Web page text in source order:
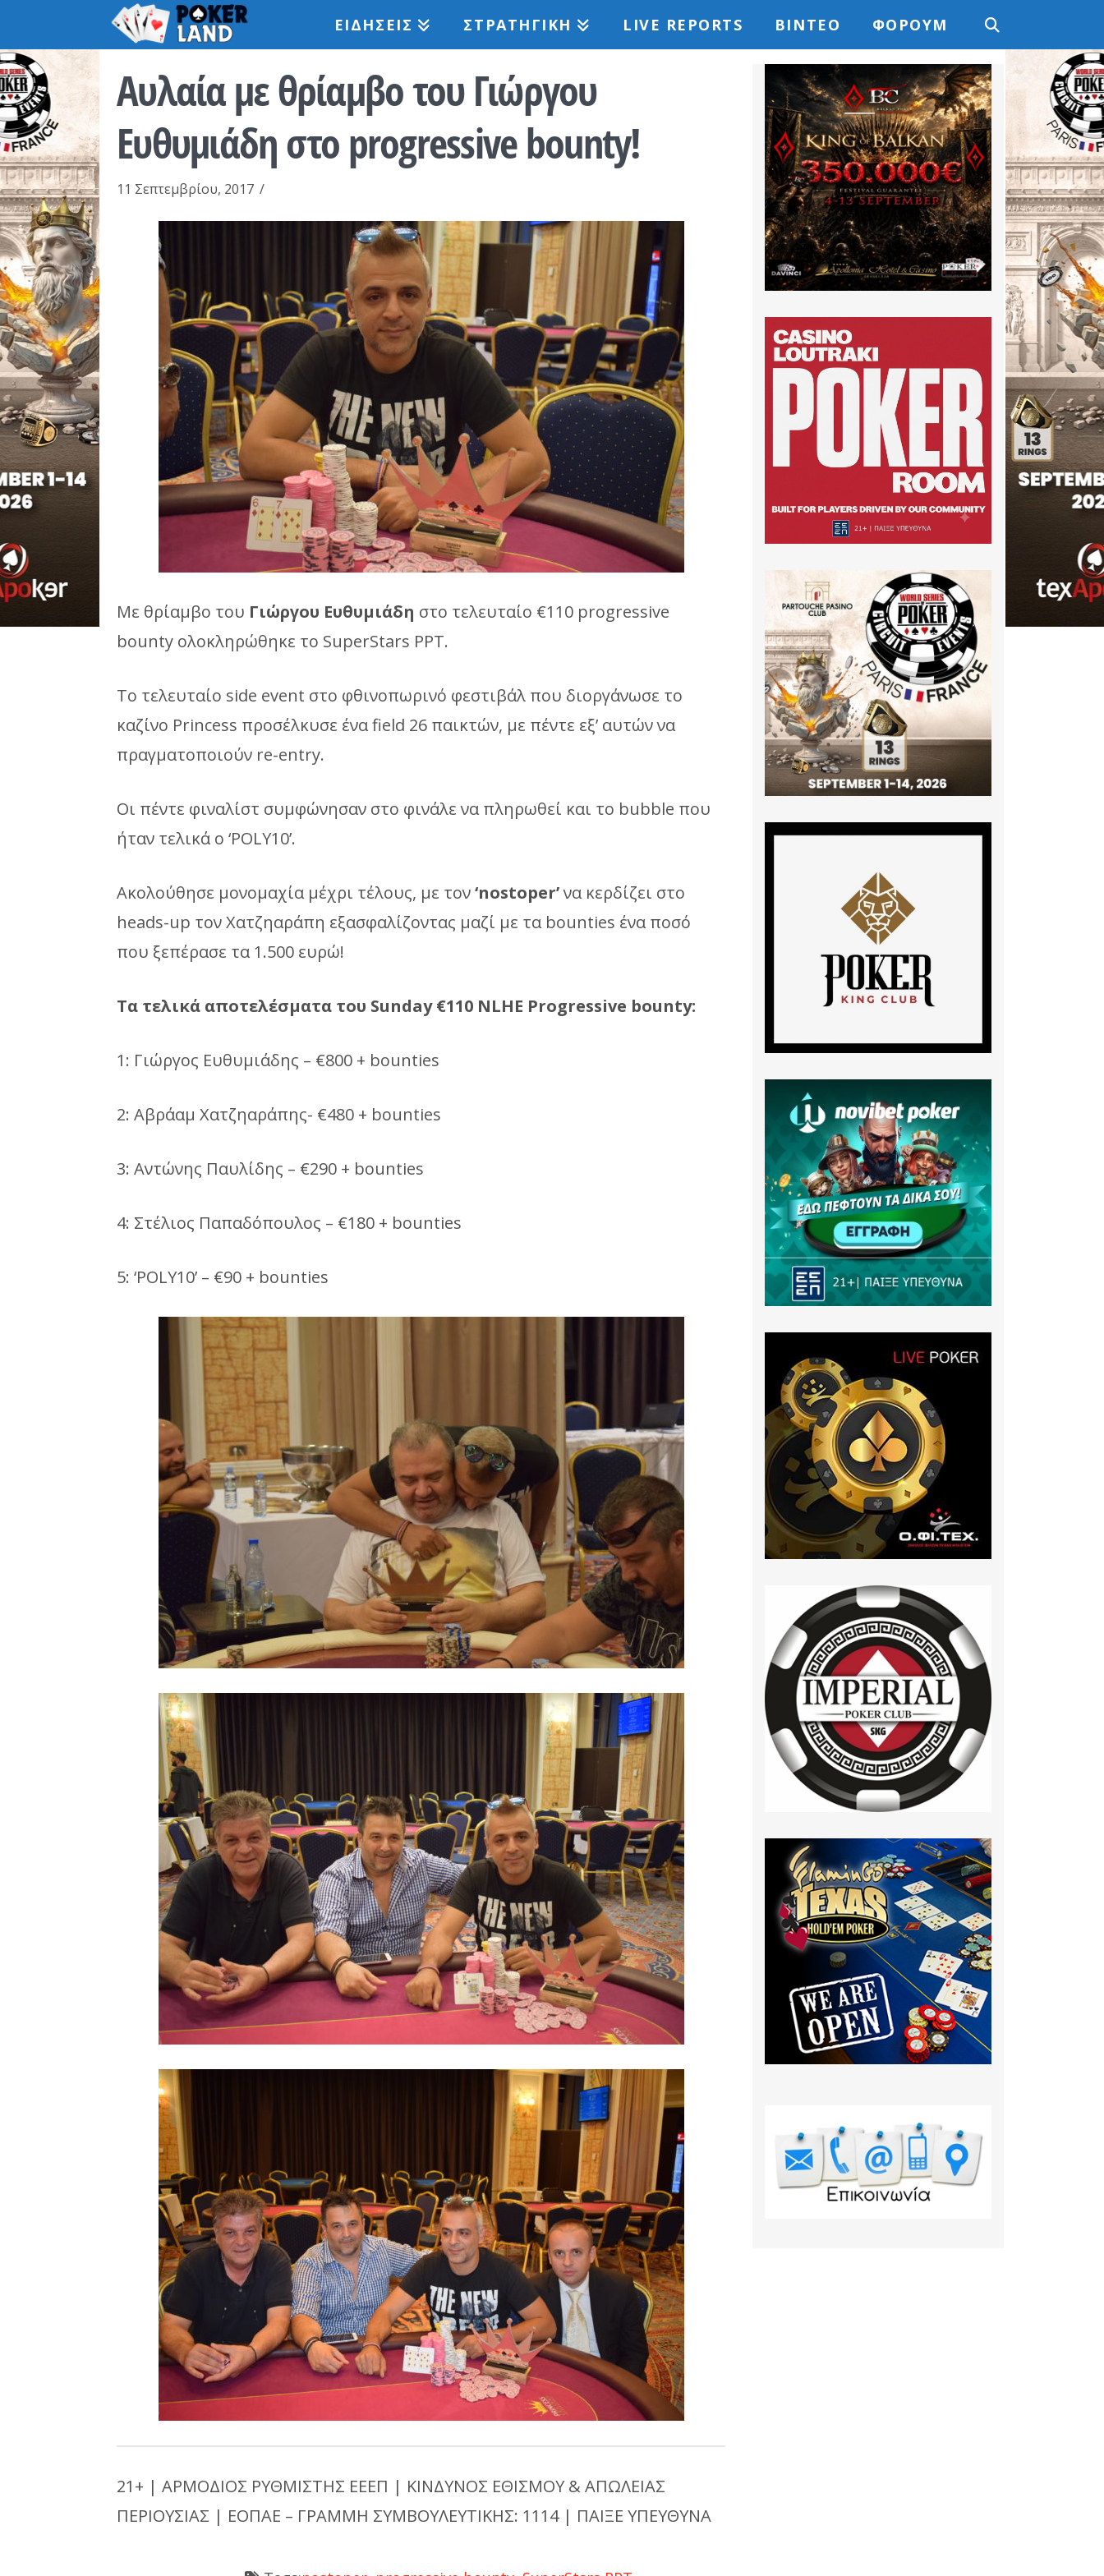
ΕΙΔΉΣΕΙΣ ΣΤΡΑΤΗΓΙΚΉ LIVE REPORTS ΒΊΝΤΕΟ ΦΌΡΟΥΜ
Αυλαία με θρίαμβο του Γιώργου
Ευθυμιάδη στο progressive bounty!
11 Σεπτεμβρίου, 2017
Με θρίαμβο του Γιώργου Ευθυμιάδη στο τελευταίο €110 progressive
bounty ολοκληρώθηκε το SuperStars PPT.
Το τελευταίο side event στο φθινοπωρινό φεστιβάλ που διοργάνωσε το
καζίνο Princess προσέλκυσε ένα field 26 παικτών, με πέντε εξ’ αυτών να
πραγματοποιούν re-entry.
Οι πέντε φιναλίστ συμφώνησαν στο φινάλε να πληρωθεί και το bubble που
ήταν τελικά ο ‘POLY10’.
Ακολούθησε μονομαχία μέχρι τέλους, με τον‘nostoper’να κερδίζει στο
heads-up τον Χατζηαράπη εξασφαλίζοντας μαζί με τα bounties ένα ποσό
που ξεπέρασε τα 1.500 ευρώ!
Τα τελικά αποτελέσματα του Sunday€110 NLHE Progressive bounty:
1: Γιώργος Ευθυμιάδης – €800 + bounties
2: Αβράαμ Χατζηαράπης- €480 + bounties
3: Αντώνης Παυλίδης – €290 + bounties
4: Στέλιος Παπαδόπουλος – €180 + bounties
5: ‘POLY10’ – €90 + bounties
21+ | ΑΡΜΟΔΙΟΣ ΡΥΘΜΙΣΤΗΣ ΕΕΕΠ | ΚΙΝΔΥΝΟΣ ΕΘΙΣΜΟΥ & ΑΠΩΛΕΙΑΣ
ΠΕΡΙΟΥΣΙΑΣ | ΕΟΠΑΕ – ΓΡΑΜΜΗ ΣΥΜΒΟΥΛΕΥΤΙΚΗΣ: 1114 | ΠΑΙΞΕ ΥΠΕΥΘΥΝΑ